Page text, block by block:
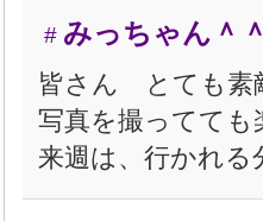
# みっちゃん＾
皆さん とても素
写真を撮ってて
来週は、行かれ